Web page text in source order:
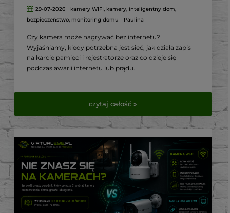
29-07-2026 kamery WIFI, kamery, inteligentny dom,
bezpieczeństwo, monitoring domu Paulina
Czy kamera może nagrywać bez internetu?
Wyjaśniamy, kiedy potrzebna jest sieć, jak działa zapis
na karcie pamięci i rejestratorze oraz co dzieje się
podczas awarii internetu lub prądu.
czytaj całość »